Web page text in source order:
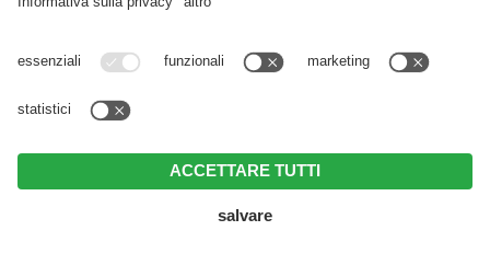
HOTEL MERANO
APPARTAMENTI MERANO